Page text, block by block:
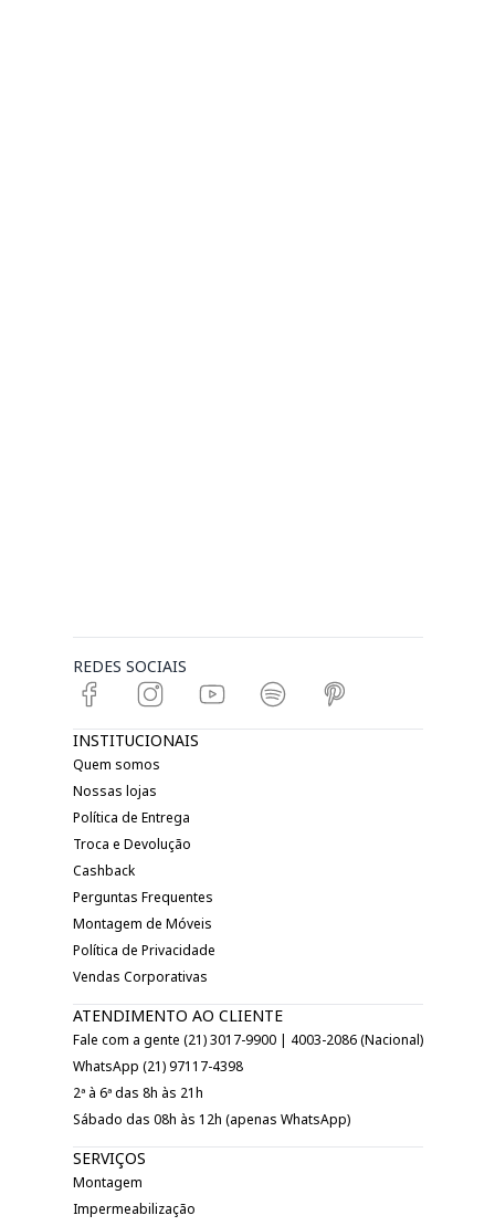
REDES SOCIAIS
INSTITUCIONAIS
Quem somos
Nossas lojas
Política de Entrega
Troca e Devolução
Cashback
Perguntas Frequentes
Montagem de Móveis
Política de Privacidade
Vendas Corporativas
ATENDIMENTO AO CLIENTE
Fale com a gente (21) 3017-9900 | 4003-2086 (Nacional)
WhatsApp (21) 97117-4398
2ª à 6ª das 8h às 21h
Sábado das 08h às 12h (apenas WhatsApp)
SERVIÇOS
Montagem
Impermeabilização